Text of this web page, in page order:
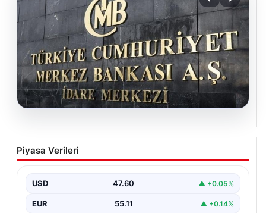
04.08.2026
Nisan Ayı Merkez Bankası Kararı: Tarih
ve Ekonomistlerin Beklentileri
Kurulu'nun Nisan ayı faiz kararını açıklamak üzere
gerçekleştireceği…
Piyasa Verileri
USD 47.60 ▲ +0.05%
EUR 55.11 ▲ +0.14%